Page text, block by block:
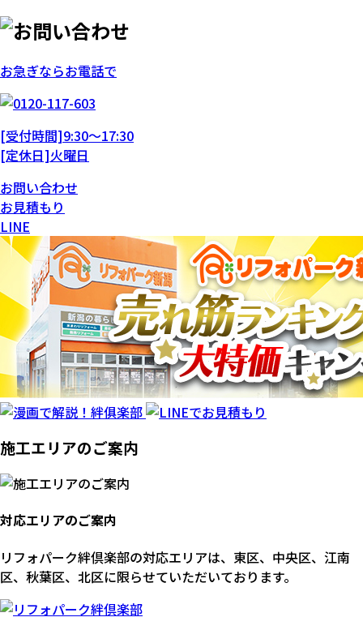
お急ぎならお電話で
[受付時間]9:30～17:30
[定休日]火曜日
お問い合わせ
お見積もり
LINE
施工エリアのご案内
対応エリアのご案内
リフォパーク絆倶楽部の対応エリアは、東区、中央区、江南
区、秋葉区、北区に限らせていただいております。